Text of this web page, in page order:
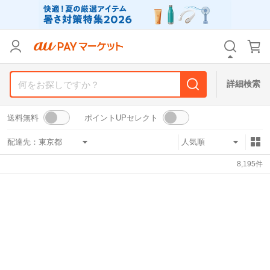
詳細検索
送料無料 ポイントUPセレクト
配達先：
8,195件
カテゴリ すべて
すべて
支払い方法 すべて
その他の条件
カテゴリ すべて
すべて
支払い方法 すべて
その他の条件